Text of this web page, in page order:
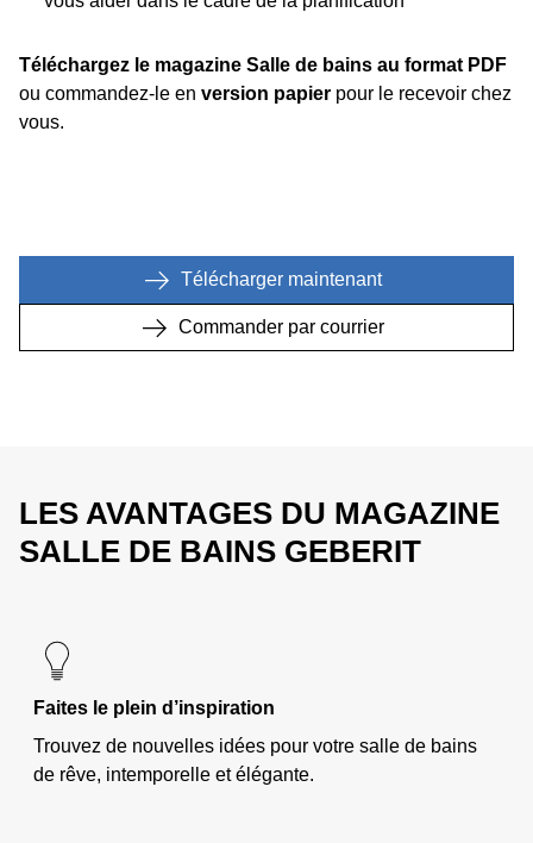
Téléchargez le magazine Salle de bains au format PDF
ou commandez-le en version papier pour le recevoir chez
vous.
Télécharger maintenant
Commander par courrier
LES AVANTAGES DU MAGAZINE
SALLE DE BAINS GEBERIT
Faites le plein d’inspiration
Trouvez de nouvelles idées pour votre salle de bains
de rêve, intemporelle et élégante.